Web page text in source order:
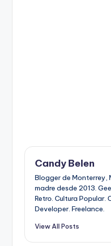
Candy Belen
Blogger de Monterrey,
madre desde 2013.
Retro. Cultura Popular.
Developer. Freelance.
View All Posts